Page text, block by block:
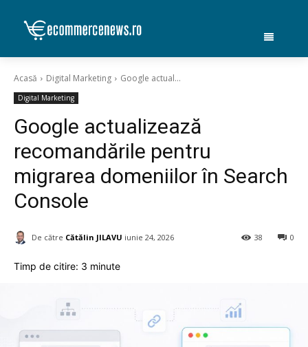
Acasă Digital Marketing Google actual...
Digital Marketing
Google actualizează
recomandările pentru
migrarea domeniilor în Search
Console
De către Cătălin JILAVU iunie 24, 2026 0
38
Timp de citire: 3 minute